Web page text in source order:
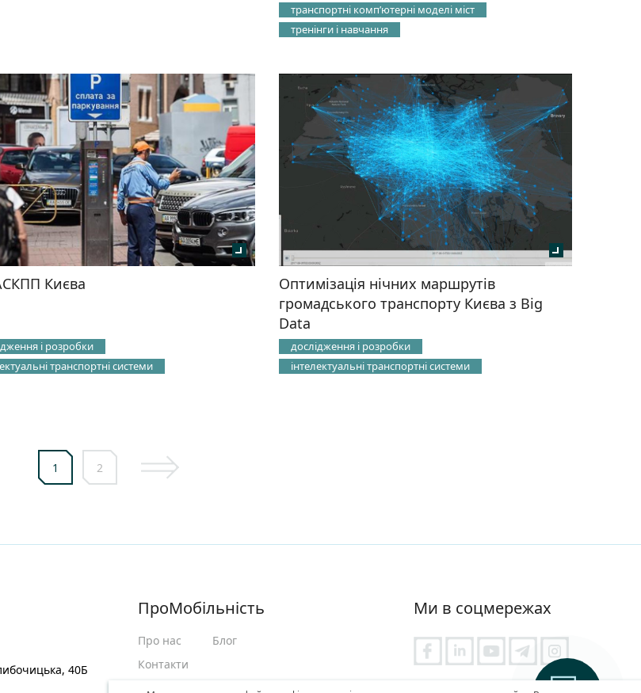
транспортні компʼютерні моделі міст
тренінги і навчання
Києва
і розробки
транспортні системи
Оптимізація нічних маршрутів
громадського транспорту Києва з Big
Data
дослідження і розробки
інтелектуальні транспортні системи
1 2
40Б
ПроМобільність
Про нас
Блог
Контакти
Ми в соцмережах